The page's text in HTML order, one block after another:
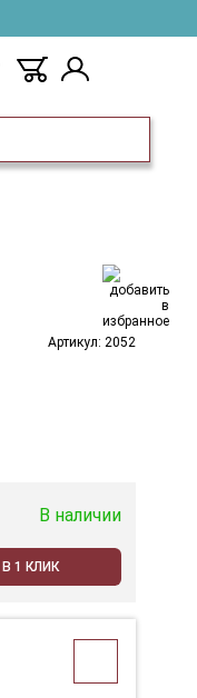
Артикул: 2052
В наличии
1 КЛИК